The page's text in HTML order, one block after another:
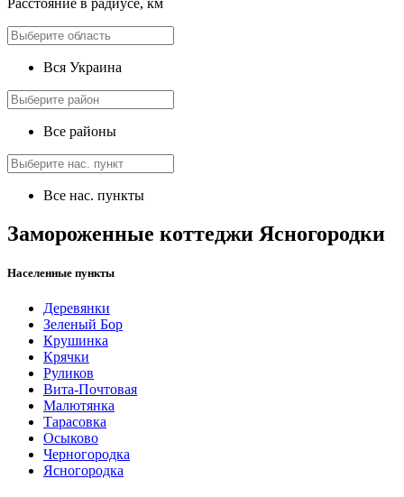
Расстояние в радиусе, км
Вся Украина
Все районы
Все нас. пункты
Замороженные коттеджи Ясногородки
Населенные пункты
Деревянки
Зеленый Бор
Крушинка
Крячки
Руликов
Вита-Почтовая
Малютянка
Тарасовка
Осыково
Черногородка
Ясногородка